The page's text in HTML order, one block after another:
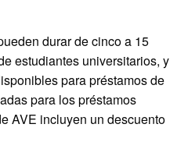
durar de cinco a 15
estudiantes universitarios, y
para préstamos de
para los préstamos
AVE incluyen un descuento